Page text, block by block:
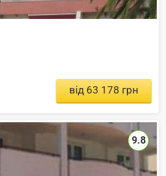
від 63 178 грн
9.8